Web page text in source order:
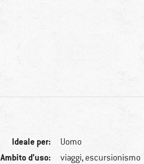
Ideale per: Uomo
Ambito d’uso: viaggi, escursionismo